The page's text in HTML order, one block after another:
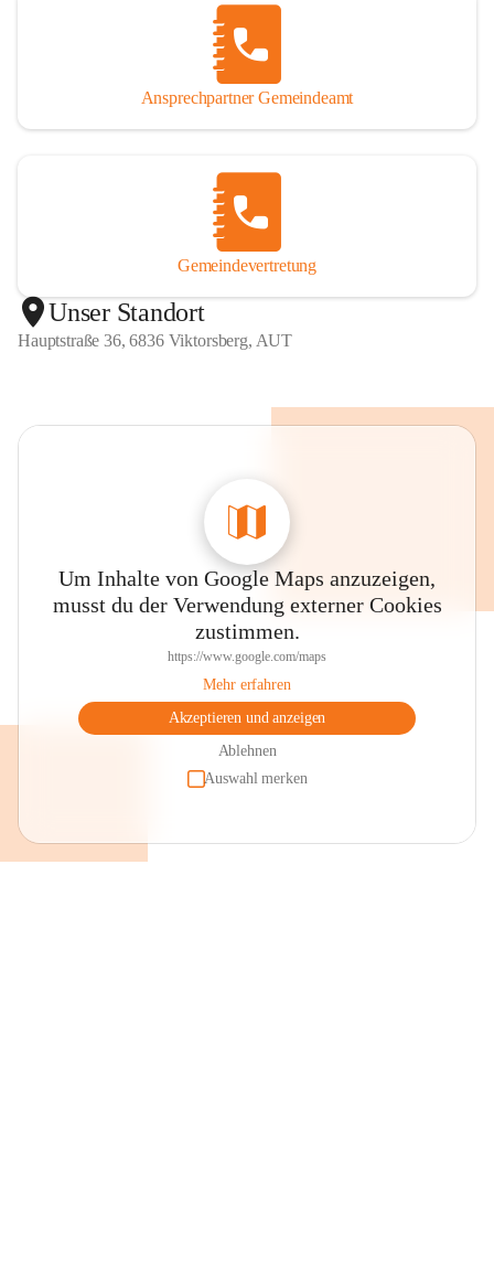
Ansprechpartner Gemeindeamt
Gemeindevertretung
Unser Standort
Hauptstraße 36, 6836 Viktorsberg, AUT
Um Inhalte von Google Maps anzuzeigen,
musst du der Verwendung externer Cookies
zustimmen.
https://www.google.com/maps
Mehr erfahren
Akzeptieren und anzeigen
Ablehnen
Auswahl merken